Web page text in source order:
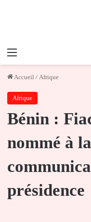
Menu
Accueil / Afrique
Afrique
Bénin :
nommé à
présidence